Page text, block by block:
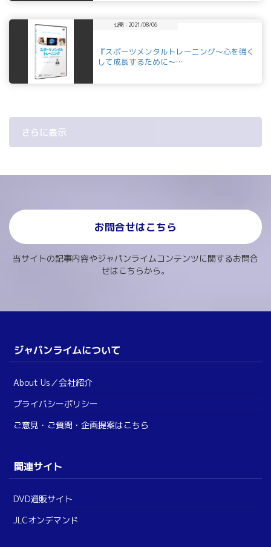
公開：2021/08/06
『スポーツメンタルトレーニング～心を強く
して成長するために～…
さらに表示
お問合せはこちら
当サイトの記事内容やジャパンライムコンテンツに関するお問合
せはこちらから。
ジャパンライムについて
About Us／会社紹介
プライバシーポリシー
ご意見・ご質問・企画提案はこちら
関連サイト
DVD通販サイト
JLCオンデマンド